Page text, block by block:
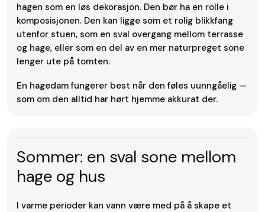
hagen som en løs dekorasjon. Den bør ha en rolle i
komposisjonen. Den kan ligge som et rolig blikkfang
utenfor stuen, som en sval overgang mellom terrasse
og hage, eller som en del av en mer naturpreget sone
lenger ute på tomten.
En hagedam fungerer best når den føles uunngåelig —
som om den alltid har hørt hjemme akkurat der.
Sommer: en sval sone mellom
hage og hus
I varme perioder kan vann være med på å skape et